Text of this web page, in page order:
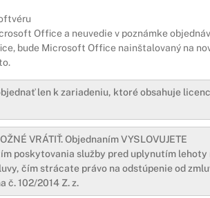
Office a neuvedie v poznámke
bude Microsoft Office nainštalovaný na
len k zariadeniu, ktoré obsahuje
VRÁTIŤ. Objednaním VYSLOVUJETE
poskytovania služby pred uplynutím lehoty
čím strácate právo na odstúpenie od
č. 102/2014 Z. z.